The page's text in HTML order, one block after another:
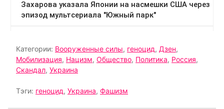
Категории: Вооруженные силы, геноцид, Дзен,
Мобилизация, Нацизм, Общество, Политика, Россия,
Скандал, Украина
Тэги: геноцид, Украина, Фашизм